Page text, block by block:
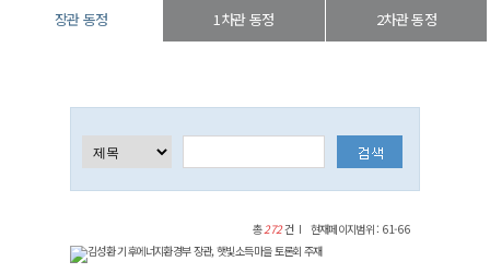
장관 동정 1차관 동정 2차관 동정
총272건 현재페이지범위 : 61-66